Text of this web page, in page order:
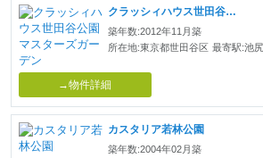
クラッシィハウス世田谷公園マスターズガーデン
築年数:2012年11月築
所在地:東京都世田谷区 最寄駅:池
→物件詳細
カスタリア若林公園
築年数:2004年02月築